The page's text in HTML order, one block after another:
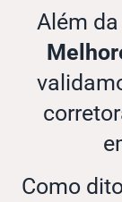
Além
Como